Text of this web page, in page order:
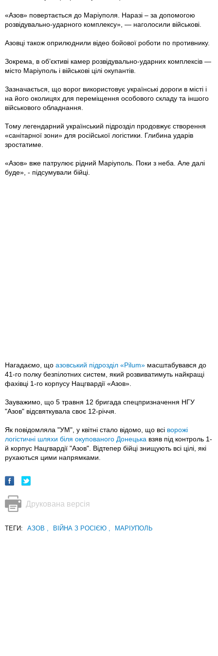
«Азов» повертається до Маріуполя. Наразі – за допомогою
розвідувально-ударного комплексу», — наголосили військові.
Азовці також оприлюднили відео бойової роботи по противнику.
Зокрема, в об’єктиві камер розвідувально-ударних комплексів —
місто Маріуполь і військові цілі окупантів.
Зазначається, що ворог використовує українські дороги в місті і
на його околицях для переміщення особового складу та іншого
військового обладнання.
Тому легендарний український підрозділ продовжує створення
«санітарної зони» для російської логістики. Глибина ударів
зростатиме.
«Азов» вже патрулює рідний Маріуполь. Поки з неба. Але далі
буде», - підсумували бійці.
Нагадаємо, що азовський підрозділ «Pilum» масштабувався до
41-го полку безпілотних систем, який розвиватимуть найкращі
фахівці 1-го корпусу Нацгвардії «Азов».
Зауважимо, що 5 травня 12 бригада спецпризначення НГУ
"Азов" відсвяткувала своє 12-річчя.
Як повідомляла "УМ", у квітні стало відомо, що всі ворожі
логістичні шляхи біля окупованого Донецька взяв під контроль 1-
й корпус Нацгвардії "Азов". Відтепер бійці знищують всі цілі, які
рухаються цими напрямками.
Друкована версія
ТЕГИ: АЗОВ , ВІЙНА З РОСІЄЮ , МАРІУПОЛЬ